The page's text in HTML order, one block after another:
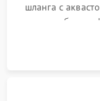
шланга с
патрубках
управления,